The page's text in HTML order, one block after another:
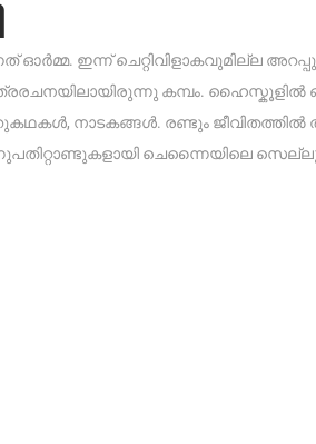
ഓർമ്മ. ഇന്ന് ചെറ്റിവിളാകവുമില്ല
കമ്പം. ഹൈസ്കൂളിൽ
നാടകങ്ങൾ. രണ്ടും ജീവിതത്തിൽ
ചെന്നൈയിലെ